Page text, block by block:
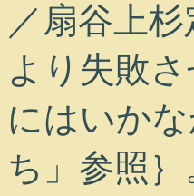
／扇谷上
より失敗
にはいか
ち」参照｝